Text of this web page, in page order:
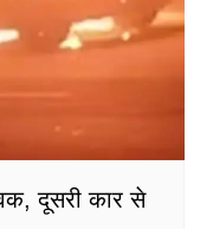
दूसरी कार से